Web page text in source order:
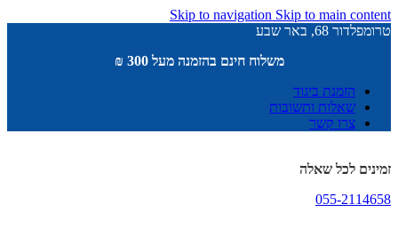
Skip to navigation Skip to main content
טרומפלדור 68, באר שבע
משלוח חינם בהזמנה מעל 300 ₪
הזמנת ביגוד
שאלות ותשובות
צרו קשר
זמינים לכל שאלה
055-2114658